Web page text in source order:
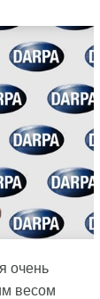
очень
весом